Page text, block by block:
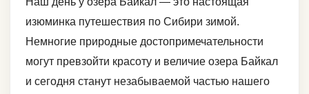
изюминка путешествия по Сибири зимой.
Немногие природные достопримечательности
могут превзойти красоту и величие озера Байкал
и сегодня станут незабываемой частью нашего